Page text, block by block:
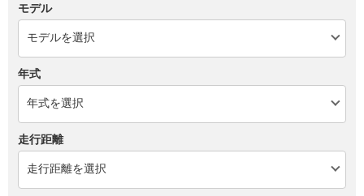
モデル
年式
走行距離